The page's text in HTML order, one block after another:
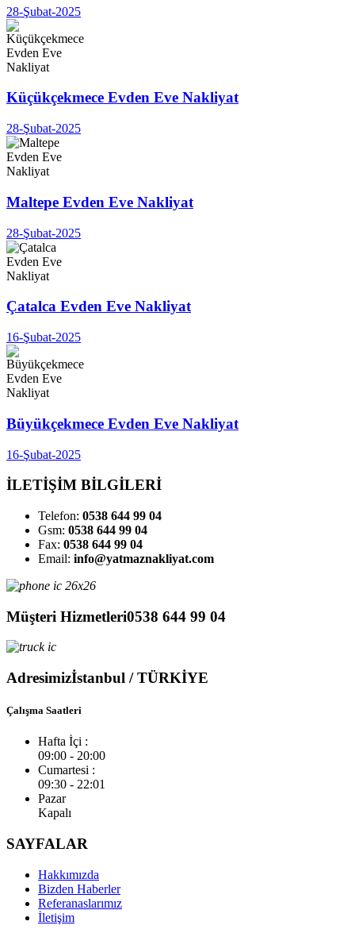
28-Şubat-2025
Küçükçekmece Evden Eve Nakliyat
28-Şubat-2025
Maltepe Evden Eve Nakliyat
28-Şubat-2025
Çatalca Evden Eve Nakliyat
16-Şubat-2025
Büyükçekmece Evden Eve Nakliyat
16-Şubat-2025
İLETİŞİM BİLGİLERİ
Telefon: 0538 644 99 04
Gsm: 0538 644 99 04
Fax: 0538 644 99 04
Email: info@yatmaznakliyat.com
Müşteri Hizmetleri0538 644 99 04
Adresimizİstanbul / TÜRKİYE
Çalışma Saatleri
Hafta İçi :
09:00 - 20:00
Cumartesi :
09:30 - 22:01
Pazar
Kapalı
SAYFALAR
Hakkımızda
Bizden Haberler
Referanaslarımız
İletişim